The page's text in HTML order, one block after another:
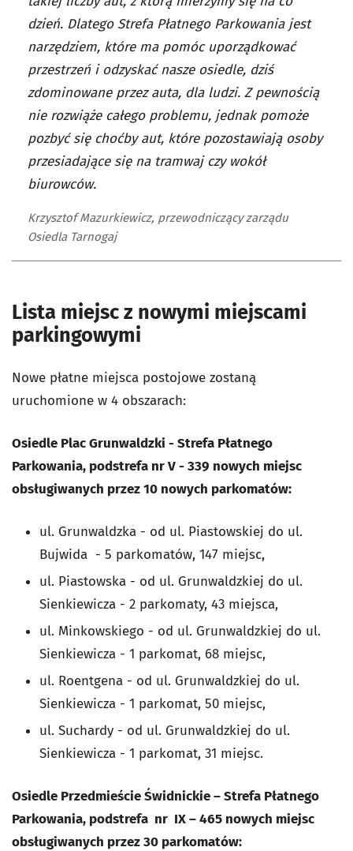
dzień. Dlatego Strefa Płatnego Parkowania jest
narzędziem, które ma pomóc uporządkować
przestrzeń i odzyskać nasze osiedle, dziś
zdominowane przez auta, dla ludzi. Z pewnością
nie rozwiąże całego problemu, jednak pomoże
pozbyć się choćby aut, które pozostawiają osoby
przesiadające się na tramwaj czy wokół
biurowców.
Krzysztof Mazurkiewicz, przewodniczący zarządu
Osiedla Tarnogaj
Lista miejsc z nowymi miejscami
parkingowymi
Nowe płatne miejsca postojowe zostaną
uruchomione w 4 obszarach:
Osiedle Plac Grunwaldzki - Strefa Płatnego
Parkowania, podstrefa nr V - 339 nowych miejsc
obsługiwanych przez 10 nowych parkomatów:
ul. Grunwaldzka - od ul. Piastowskiej do ul.
Bujwida - 5 parkomatów, 147 miejsc,
ul. Piastowska - od ul. Grunwaldzkiej do ul.
Sienkiewicza - 2 parkomaty, 43 miejsca,
ul. Minkowskiego - od ul. Grunwaldzkiej do ul.
Sienkiewicza - 1 parkomat, 68 miejsc,
ul. Roentgena - od ul. Grunwaldzkiej do ul.
Sienkiewicza - 1 parkomat, 50 miejsc,
ul. Suchardy - od ul. Grunwaldzkiej do ul.
Sienkiewicza - 1 parkomat, 31 miejsc.
Osiedle Przedmieście Świdnickie – Strefa Płatnego
Parkowania, podstrefa nr IX – 465 nowych miejsc
obsługiwanych przez 30 parkomatów: